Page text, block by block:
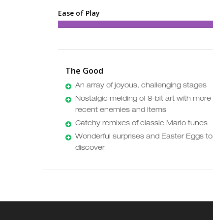
Ease of Play
The Good
An array of joyous, challenging stages
Nostalgic melding of 8-bit art with more
recent enemies and items
Catchy remixes of classic Mario tunes
Wonderful surprises and Easter Eggs to
discover